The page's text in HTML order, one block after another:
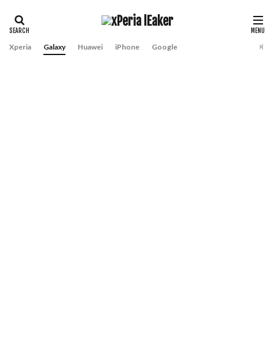
Xperia Galaxy Huawei iPhone Google